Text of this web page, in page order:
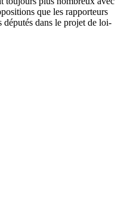
que les rapporteurs
dans le projet de loi-